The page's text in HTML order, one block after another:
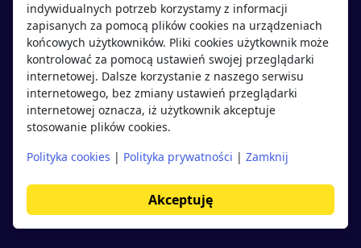
Kandydaci
Regulamin kandydata
Oferty pracy
Pracodawcy
Opinie o pracodawcach
Blog
Pracodawcy
Regulamin pracodawcy
Dodaj ogłoszenie
indywidualnych potrzeb korzystamy z informacji
zapisanych za pomocą plików cookies na urządzeniach
końcowych użytkowników. Pliki cookies użytkownik może
kontrolować za pomocą ustawień swojej przeglądarki
internetowej. Dalsze korzystanie z naszego serwisu
internetowego, bez zmiany ustawień przeglądarki
internetowej oznacza, iż użytkownik akceptuje
stosowanie plików cookies.
Polityka cookies | Polityka prywatności | Zamknij
Akceptuję